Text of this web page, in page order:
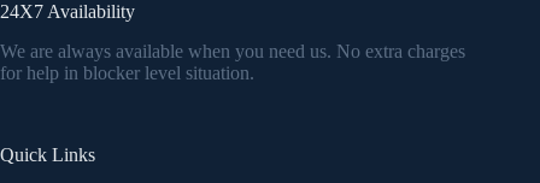
24X7 Availability
We are always available when you need us. No extra charges
for help in blocker level situation.
Quick Links